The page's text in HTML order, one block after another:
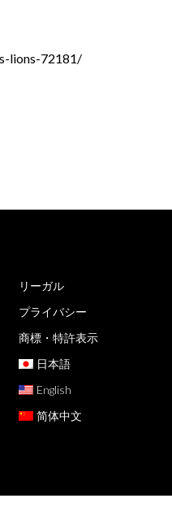
lions-72181/
リーガル
プライバシー
商標・特許表示
日本語
English
简体中文